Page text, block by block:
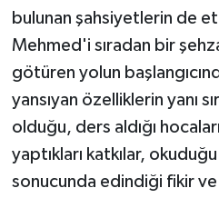
bulunan şahsiyetlerin de
Mehmed'i sıradan bir
götüren yolun
yansıyan özelliklerin yanı
olduğu, ders aldığı
yaptıkları katkılar,
sonucunda edindiği fikir ve